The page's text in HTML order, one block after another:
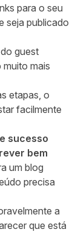
para o seu
seja publicado
guest
mais
etapas, o
facilmente
sucesso
bem
um blog
precisa
a
que está